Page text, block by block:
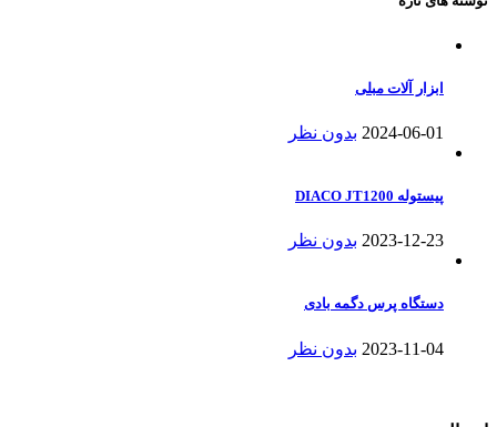
ابزار آلات مبلی
2024-06-01 بدون نظر
پیستوله DIACO JT1200
2023-12-23 بدون نظر
دستگاه پرس دگمه بادی
2023-11-04 بدون نظر